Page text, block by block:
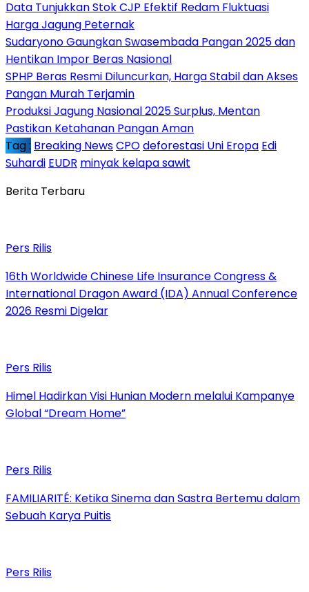
Data Tunjukkan Stok CJP Efektif Redam Fluktuasi
Harga Jagung Peternak
Sudaryono Gaungkan Swasembada Pangan 2025 dan
Hentikan Impor Beras Nasional
SPHP Beras Resmi Diluncurkan, Harga Stabil dan Akses
Pangan Murah Terjamin
Produksi Jagung Nasional 2025 Surplus, Mentan
Pastikan Ketahanan Pangan Aman
Tag : Breaking NewsCPOdeforestasi Uni Eropa Edi
Suhardi EUDR minyak kelapa sawit
Berita Terbaru
Pers Rilis
16th Worldwide Chinese Life Insurance Congress &
International Dragon Award (IDA) Annual Conference
2026 Resmi Digelar
Pers Rilis
Himel Hadirkan Visi Hunian Modern melalui Kampanye
Global “Dream Home”
Pers Rilis
FAMILIARITÉ: Ketika Sinema dan Sastra Bertemu dalam
Sebuah Karya Puitis
Pers Rilis